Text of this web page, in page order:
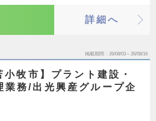
詳細へ
掲載期間 26/08/03～26/08/16
牧市】プラント建設・
業務/出光興産グループ企